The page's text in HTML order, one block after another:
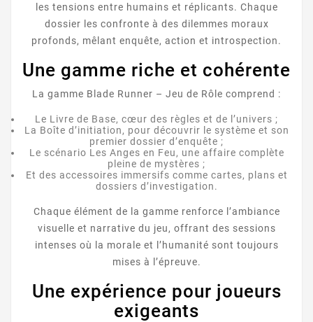
les tensions entre humains et réplicants. Chaque
dossier les confronte à des dilemmes moraux
profonds, mêlant enquête, action et introspection.
Une gamme riche et cohérente
La gamme Blade Runner – Jeu de Rôle comprend :
Le Livre de Base, cœur des règles et de l’univers ;
La Boîte d’initiation, pour découvrir le système et son
premier dossier d’enquête ;
Le scénario Les Anges en Feu, une affaire complète
pleine de mystères ;
Et des accessoires immersifs comme cartes, plans et
dossiers d’investigation.
Chaque élément de la gamme renforce l’ambiance
visuelle et narrative du jeu, offrant des sessions
intenses où la morale et l’humanité sont toujours
mises à l’épreuve.
Une expérience pour joueurs
exigeants